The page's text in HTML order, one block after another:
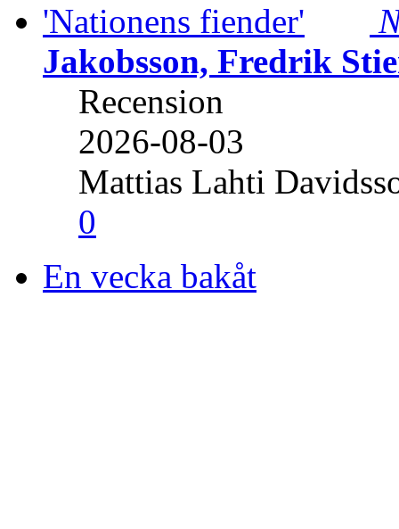
Jakobsson, Fredrik
Recension
2026-08-03
Mattias Lahti
0
En vecka bakåt